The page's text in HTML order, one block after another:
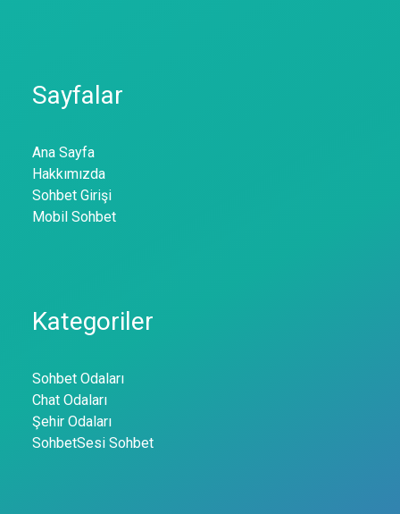
Sayfalar
Ana Sayfa
Hakkımızda
Sohbet Girişi
Mobil Sohbet
Kategoriler
Sohbet Odaları
Chat Odaları
Şehir Odaları
SohbetSesi Sohbet